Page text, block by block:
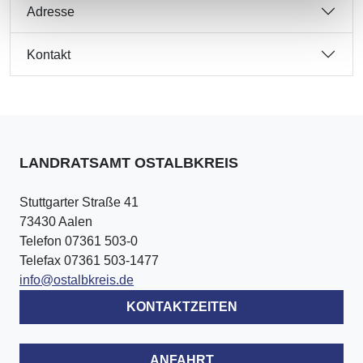
Adresse
Kontakt
LANDRATSAMT OSTALBKREIS
Stuttgarter Straße 41
73430 Aalen
Telefon 07361 503-0
Telefax 07361 503-1477
info@ostalbkreis.de
KONTAKTZEITEN